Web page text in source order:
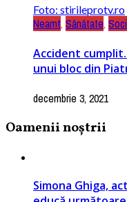
Foto: stirileprotv.ro
Neamt, Sănătate,
Accident
unui bloc din
decembrie 3, 2021
Oamenii noștrii
Simona Ghiga,